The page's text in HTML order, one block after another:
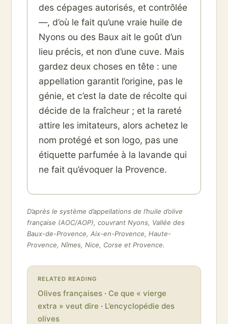
des cépages autorisés, et contrôlée
—, d’où le fait qu’une vraie huile de
Nyons ou des Baux ait le goût d’un
lieu précis, et non d’une cuve. Mais
gardez deux choses en tête : une
appellation garantit l’origine, pas le
génie, et c’est la date de récolte qui
décide de la fraîcheur ; et la rareté
attire les imitateurs, alors achetez le
nom protégé et son logo, pas une
étiquette parfumée à la lavande qui
ne fait qu’évoquer la Provence.
D’après le système d’appellations de l’huile d’olive
française (AOC/AOP), couvrant Nyons, Vallée des
Baux-de-Provence, Aix-en-Provence, Haute-
Provence, Nîmes, Nice, Corse et Provence.
RELATED READING
Olives françaises · Ce que « vierge
extra » veut dire · L’encyclopédie des
olives